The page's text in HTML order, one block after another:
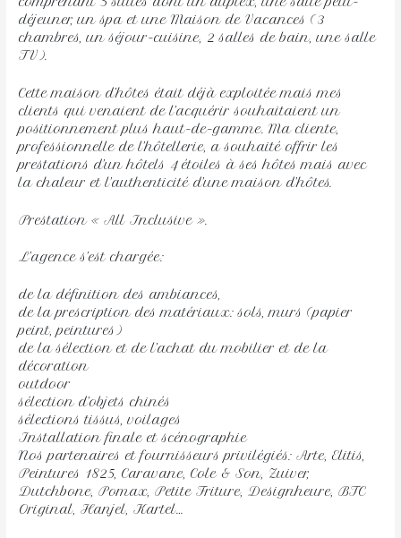
déjeuner, un spa et une Maison de Vacances (3
chambres, un séjour-cuisine, 2 salles de bain, une salle
TV).
Cette maison d’hôtes était déjà exploitée mais mes
clients qui venaient de l’acquérir souhaitaient un
positionnement plus haut-de-gamme. Ma cliente,
professionnelle de l’hôtellerie, a souhaité offrir les
prestations d’un hôtels 4 étoiles à ses hôtes mais avec
la chaleur et l’authenticité d’une maison d’hôtes.
Prestation « All Inclusive ».
L’agence s’est chargée:
de la définition des ambiances,
de la prescription des matériaux: sols, murs (papier
peint, peintures)
de la sélection et de l’achat du mobilier et de la
décoration
outdoor
sélection d’objets chinés
sélections tissus, voilages
Installation finale et scénographie
Nos partenaires et fournisseurs privilégiés: Arte, Elitis,
Peintures 1825, Caravane, Cole & Son, Zuiver,
Dutchbone, Pomax, Petite Friture, Designheure, BTC
Original, Hanjel, Kartel…